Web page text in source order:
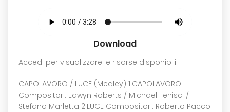
Download
Accedi per visualizzare le risorse disponibili
CAPOLAVORO / LUCE (Medley) 1.CAPOLAVORO
Compositori: Edwyn Roberts / Michael Tenisci /
Stefano Marletta 2.LUCE Compositori: Roberto Pacco